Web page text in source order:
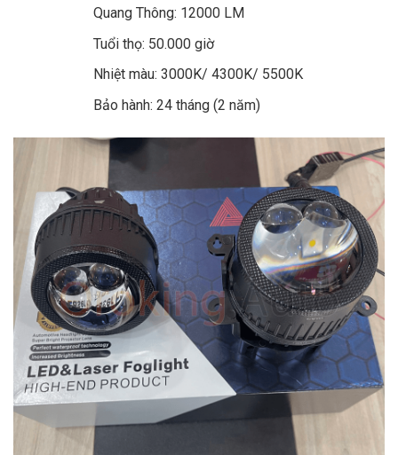
Quang Thông: 12000 LM
Tuổi thọ: 50.000 giờ
Nhiệt màu: 3000K/ 4300K/ 5500K
Bảo hành: 24 tháng (2 năm)